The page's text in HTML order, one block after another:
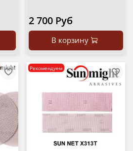
2 700 Руб
В корзину
Рекомендуем